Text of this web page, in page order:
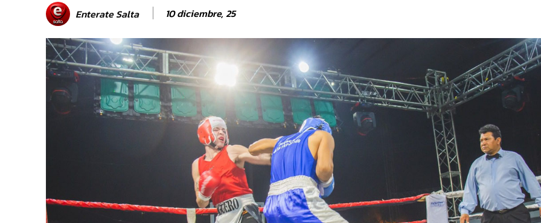
Enterate Salta 10 diciembre, 25